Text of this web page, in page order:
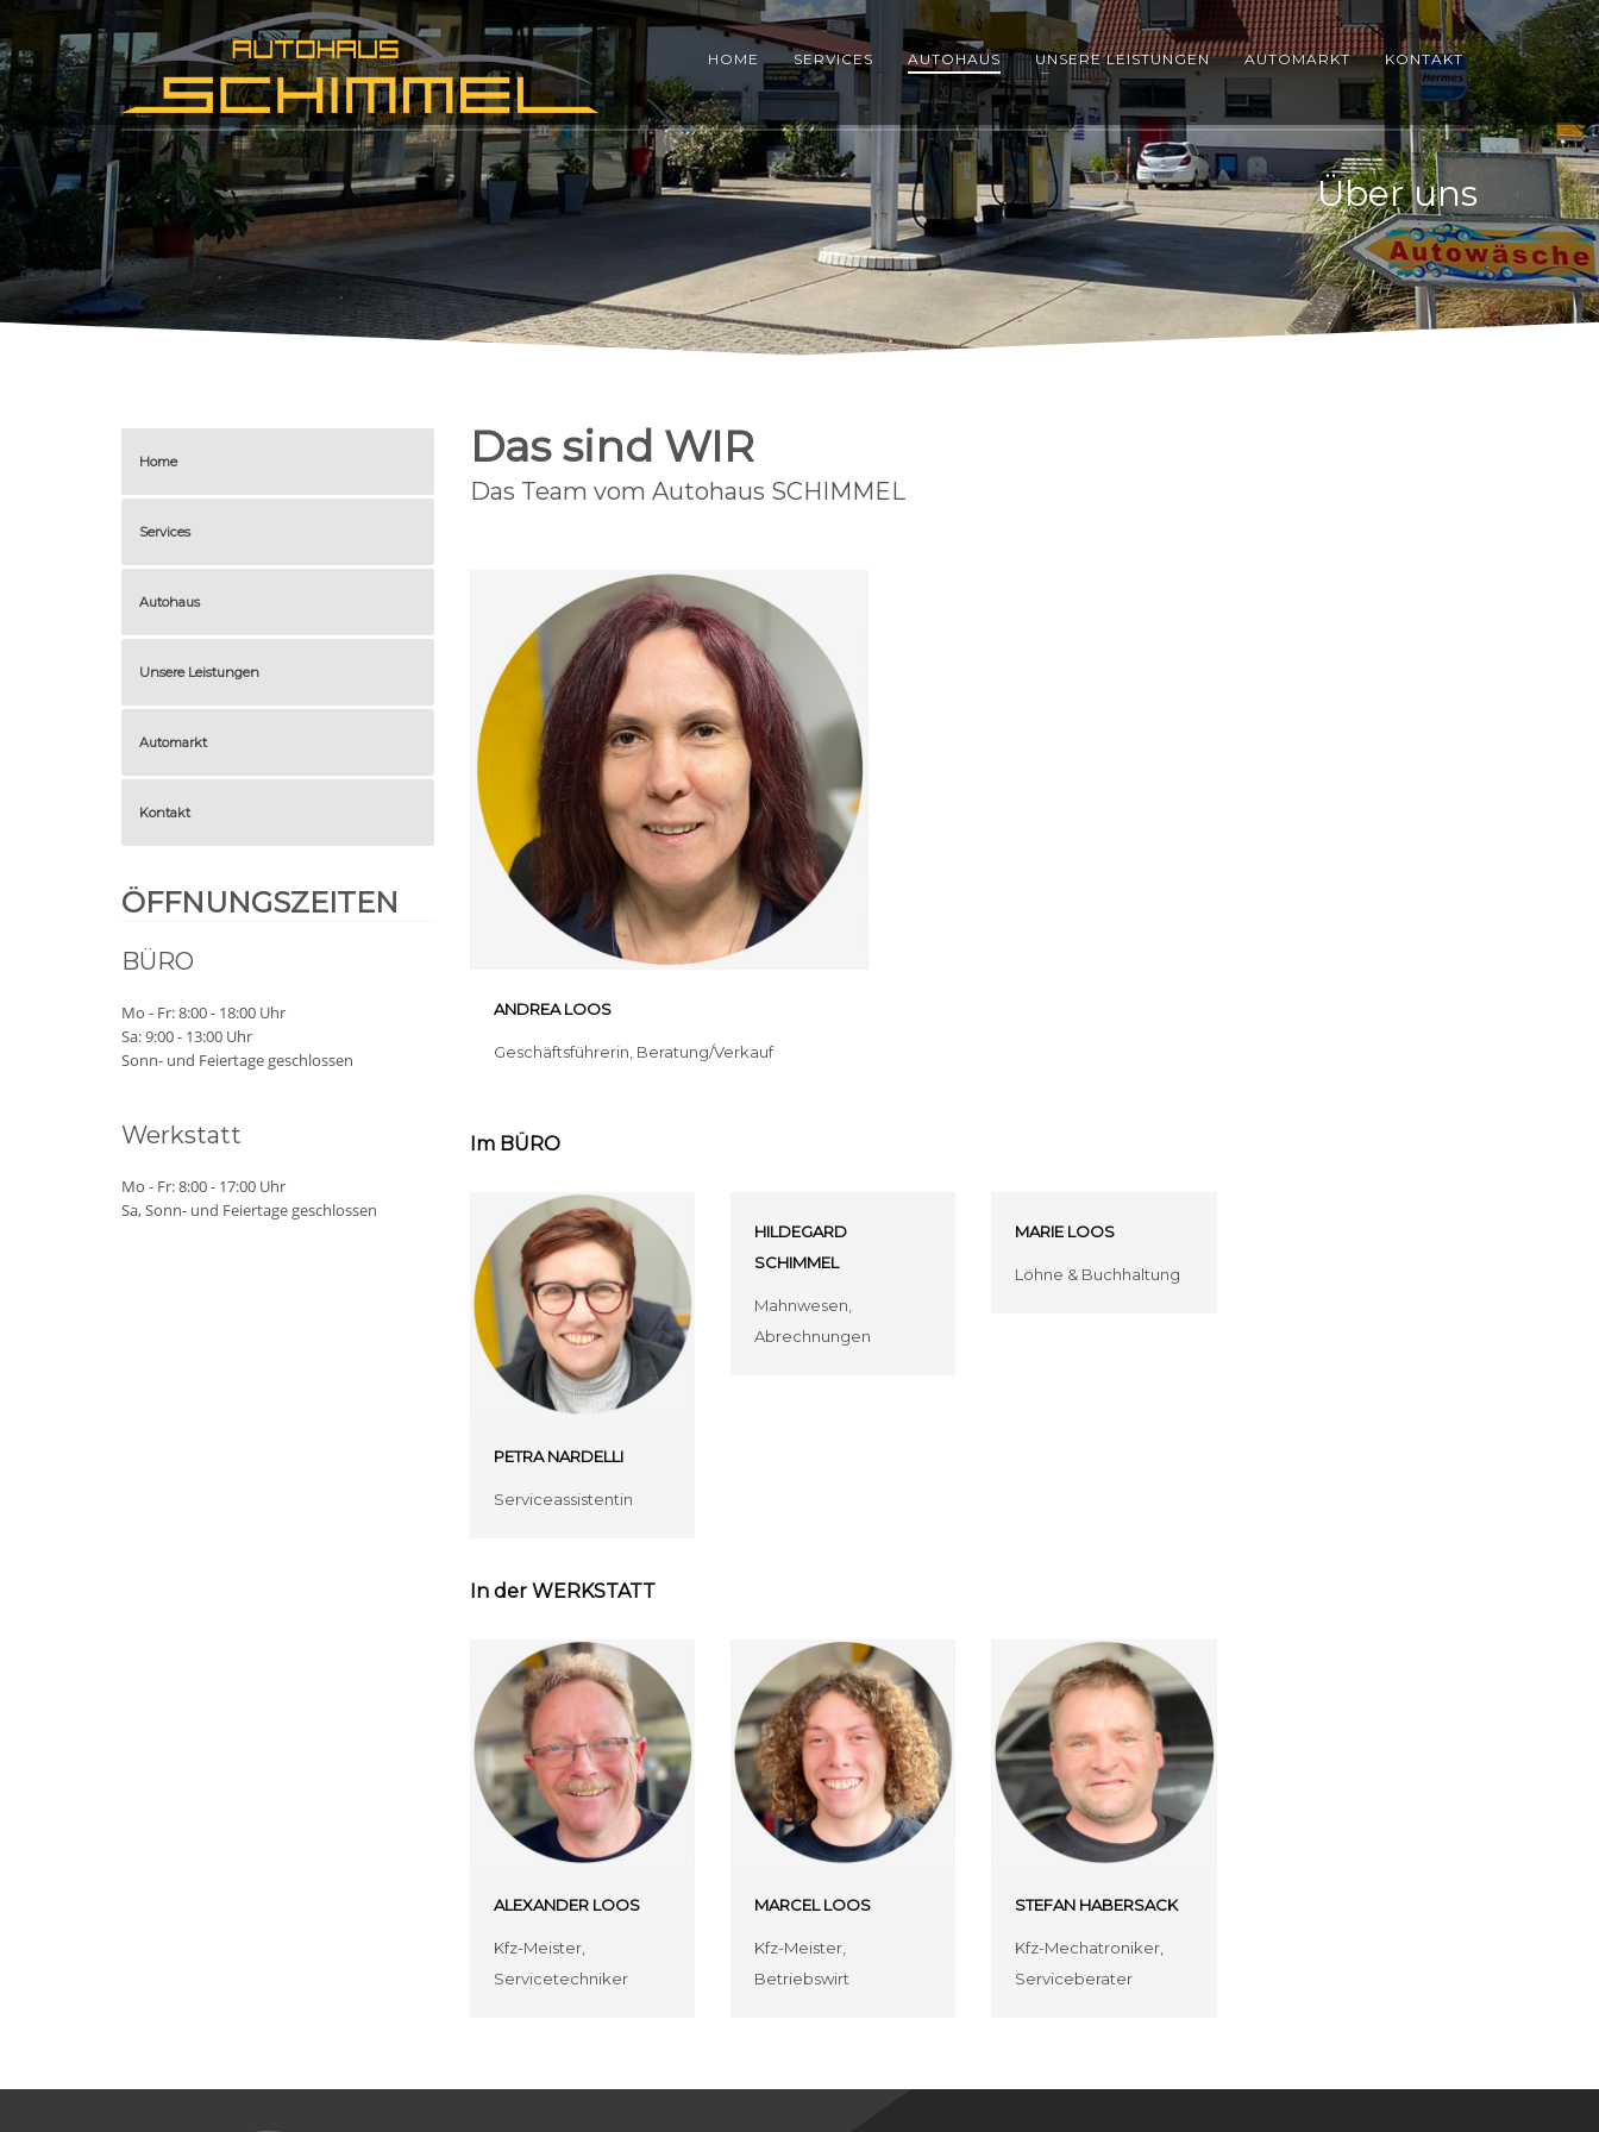
HOME SERVICES AUTOHAUS UNSERE LEISTUNGEN AUTOMARKT KONTAKT
Über uns
Home
Services
Autohaus
Unsere Leistungen
Automarkt
Kontakt
ÖFFNUNGSZEITEN
BÜRO
Mo - Fr: 8:00 - 18:00 Uhr
Sa: 9:00 - 13:00 Uhr
Sonn- und Feiertage geschlossen
Werkstatt
Mo - Fr: 8:00 - 17:00 Uhr
Sa, Sonn- und Feiertage geschlossen
Das sind WIR
Das Team vom Autohaus SCHIMMEL
ANDREA LOOS
Geschäftsführerin, Beratung/Verkauf
Im BÜRO
PETRA NARDELLI
Serviceassistentin
HILDEGARD
SCHIMMEL
Mahnwesen,
Abrechnungen
MARIE LOOS
Löhne & Buchhaltung
In der WERKSTATT
ALEXANDER LOOS
Kfz-Meister,
Servicetechniker
MARCEL LOOS
Kfz-Meister,
Betriebswirt
STEFAN HABERSACK
Kfz-Mechatroniker,
Serviceberater